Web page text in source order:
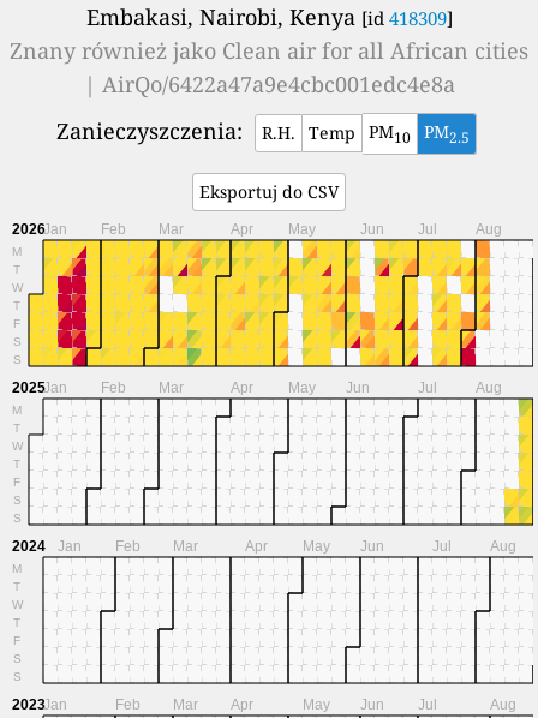
Embakasi, Nairobi, Kenya [id 418309]
Znany również jako Clean air for all African cities
| AirQo/6422a47a9e4cbc001edc4e8a
Zanieczyszczenia:
R.H. Temp PM10 PM2.5
Eksportuj do CSV
2026
M
T
W
T
F
S
S
Jan Feb Mar Apr May Jun Jul Aug
2025
M
T
W
T
F
S
S
Jan Feb Mar Apr May Jun Jul Aug
2024
M
T
W
T
F
S
S
Jan Feb Mar Apr May Jun Jul Aug
2023Jan Feb Mar Apr May Jun Jul Aug